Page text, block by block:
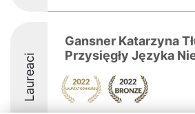
Laureaci
Gansner Katarzyna
Przysięgły Języka